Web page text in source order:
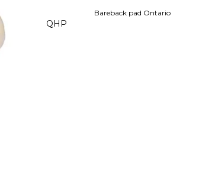
Bareback pad Ontario
QHP